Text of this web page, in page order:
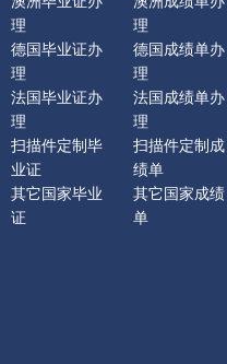
理
德国毕业证办
理
法国毕业证办
理
扫描件定制毕
业证
其它国家毕业
证
理
德国成绩单办
理
法国成绩单办
理
扫描件定制成
绩单
其它国家成绩
单